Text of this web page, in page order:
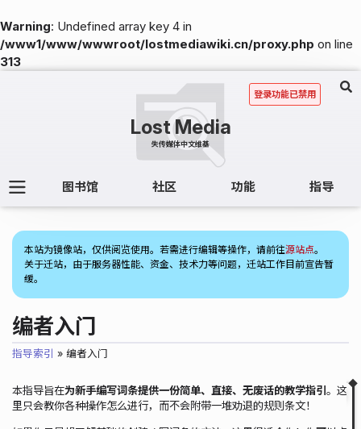
Warning: Undefined array key 4 in
/www1/www/wwwroot/lostmediawiki.cn/proxy.php on line
313
图书馆 社区 功能 指导
登录功能已禁用
本站为镜像站，仅供阅览使用。若需进行编辑等操作，请前往源站点。
关于迁站，由于服务器性能、资金、技术力等问题，迁站工作目前宣告暂
缓。
编者入门
指导索引 » 编者入门
Fold
Table of Contents
本指导旨在为新手编写词条提供一份简单、直接、无废话的教学指引 。这
里只会教你各种操作怎么进行，而不会附带一堆劝退的规则条文！